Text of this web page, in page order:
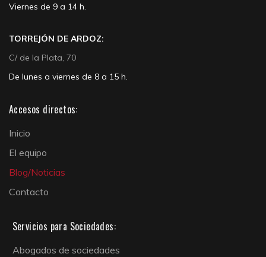
Viernes de 9 a 14 h.
TORREJÓN DE ARDOZ:
C/ de la Plata, 70
De lunes a viernes de 8 a 15 h.
Accesos directos:
Inicio
El equipo
Blog/Noticias
Contacto
Servicios para Sociedades:
Abogados de sociedades